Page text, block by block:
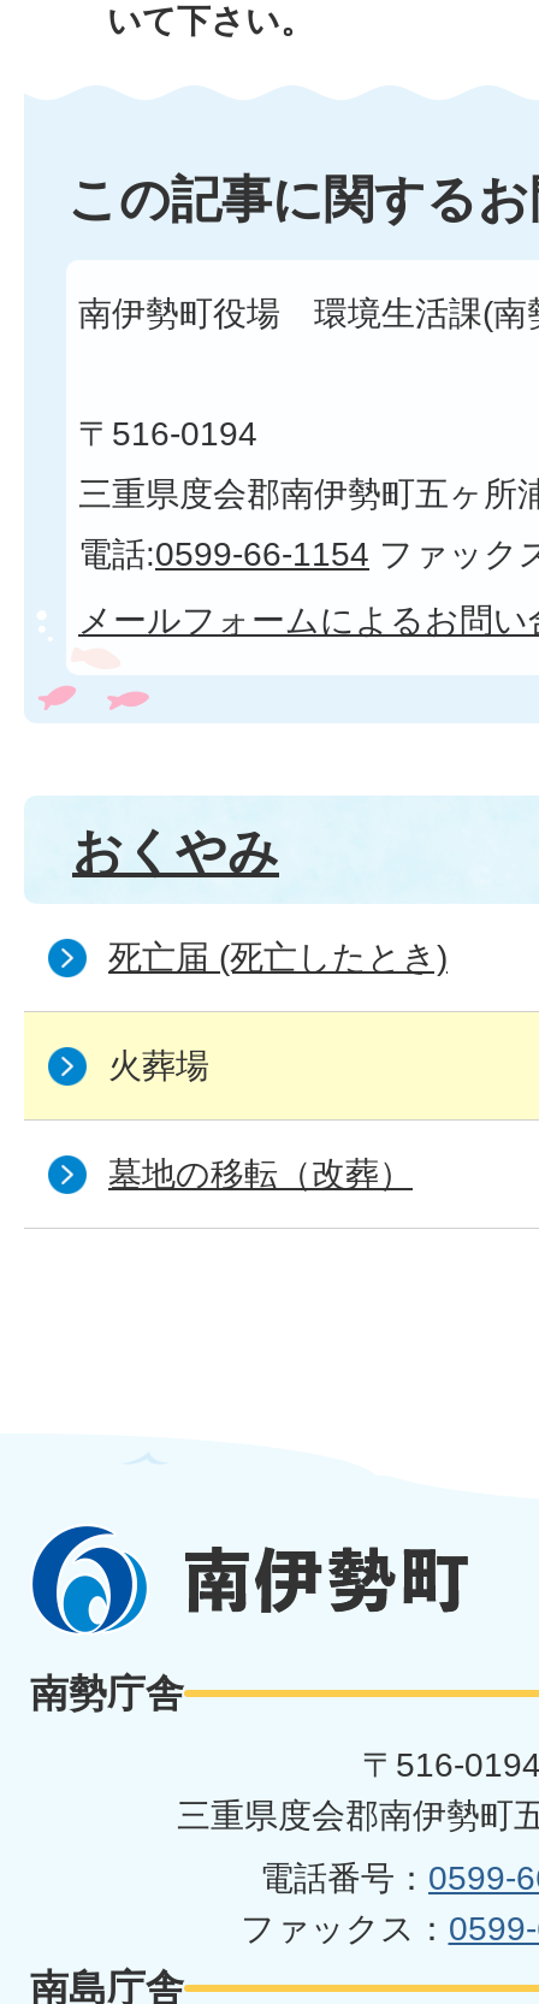
いて下さい。
この記事に関する
南伊勢町役場 環境生活課(南
〒516-0194
三重県度会郡南伊勢町五ヶ所
電話:0599-66-1154 ファック
メールフォームによるお問い
おくやみ
死亡届 (死亡したとき)
火葬場
墓地の移転（改葬）
南勢庁舎
〒516-
三重県度会郡南伊勢町
電話番号： 0599-
ファックス：
南島庁舎